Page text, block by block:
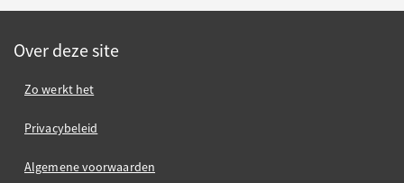
Over deze site
Zo werkt het
Privacybeleid
Algemene voorwaarden